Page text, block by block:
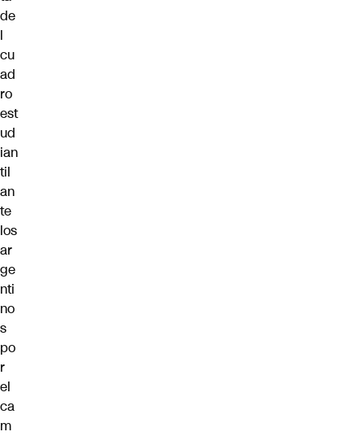
de
l
cu
ad
ro
est
ud
ian
til
an
te
los
ar
ge
nti
no
s
po
r
el
ca
m